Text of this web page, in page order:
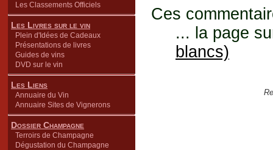
Les Classements Officiels
Les Livres sur le vin
Plein d'Idées de Cadeaux
Présentations de livres
Guides de vins
DVD sur le vin
Les Liens
Annuaire du Vin
Annuaire Sites de Vignerons
Dossier Champagne
Terroirs de Champagne
Dégustation du Champagne
Ces
... la page
blancs)